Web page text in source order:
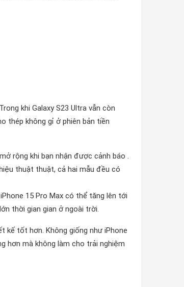
khi Galaxy S23 Ultra vẫn còn
thép không gỉ ở phiên bản tiền
rộng khi bạn nhận được cảnh báo .
thuật thuật, cả hai mẫu đều có
15 Pro Max có thể tăng lên tới
thời gian gian ở ngoài trời.
kế tốt hơn. Không giống như iPhone
hơn mà không làm cho trải nghiệm